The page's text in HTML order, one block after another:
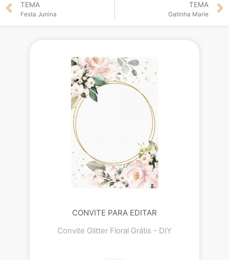
TEMA
Festa Junina
TEMA
Gatinha Marie
CONVITE PARA EDITAR
Convite Glitter Floral Grátis - DIY